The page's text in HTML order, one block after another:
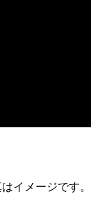
イメージです。